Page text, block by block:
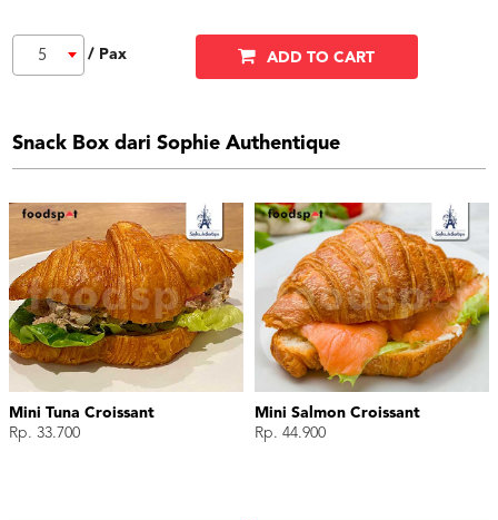
5 / Pax ADD TO CART
Snack Box dari Sophie Authentique
Mini Tuna Croissant
Rp. 33.700
Mini Salmon Croissant
Rp. 44.900